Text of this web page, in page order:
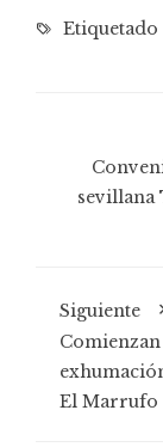
Etiquetado
sevillana
Siguiente
El Marrufo